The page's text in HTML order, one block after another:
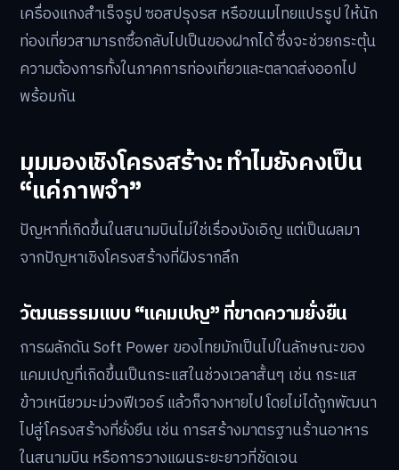
เครื่องแกงสำเร็จรูป ซอสปรุงรส หรือขนมไทยแปรรูป ให้นัก
ท่องเที่ยวสามารถซื้อกลับไปเป็นของฝากได้ ซึ่งจะช่วยกระตุ้น
ความต้องการทั้งในภาคการท่องเที่ยวและตลาดส่งออกไป
พร้อมกัน
มุมมองเชิงโครงสร้าง: ทำไมยังคงเป็น
“แค่ภาพจำ”
ปัญหาที่เกิดขึ้นในสนามบินไม่ใช่เรื่องบังเอิญ แต่เป็นผลมา
จากปัญหาเชิงโครงสร้างที่ฝังรากลึก
วัฒนธรรมแบบ “แคมเปญ” ที่ขาดความยั่งยืน
การผลักดัน Soft Power ของไทยมักเป็นไปในลักษณะของ
แคมเปญที่เกิดขึ้นเป็นกระแสในช่วงเวลาสั้นๆ เช่น กระแส
ข้าวเหนียวมะม่วงฟีเวอร์ แล้วก็จางหายไป โดยไม่ได้ถูกพัฒนา
ไปสู่โครงสร้างที่ยั่งยืน เช่น การสร้างมาตรฐานร้านอาหาร
ในสนามบิน หรือการวางแผนระยะยาวที่ชัดเจน